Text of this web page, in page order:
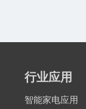
行业应用
智能家电应用